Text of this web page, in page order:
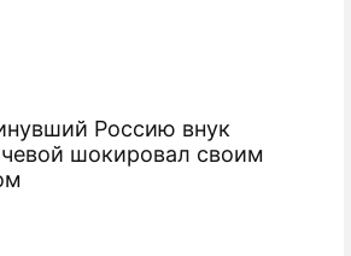
Россию внук
шокировал своим